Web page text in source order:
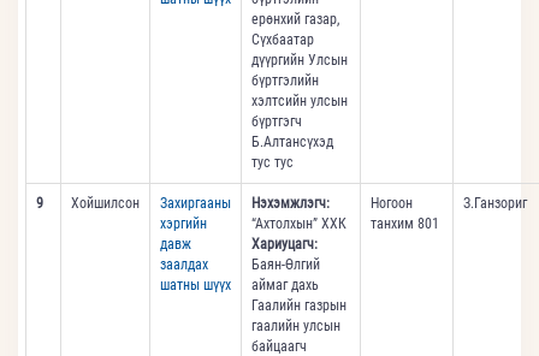
ерөнхий газар,
Сүхбаатар
дүүргийн Улсын
бүртгэлийн
хэлтсийн улсын
бүртгэгч
Б.Алтансүхэд
тус тус
9 Хойшилсон
Захиргааны
хэргийн
давж
заалдах
шатны шүүх
Нэхэмжлэгч:
“Ахтолхын” ХХК
Хариуцагч:
Баян-Өлгий
аймаг дахь
Гаалийн газрын
гаалийн улсын
байцаагч
Ногоон
танхим 801
З.Ганзориг